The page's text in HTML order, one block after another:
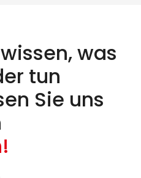
was
tun
Sie uns